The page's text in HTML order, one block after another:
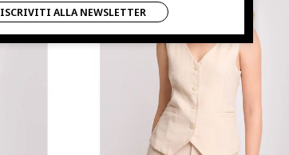
ISCRIVITI ALLA NEWSLETTER